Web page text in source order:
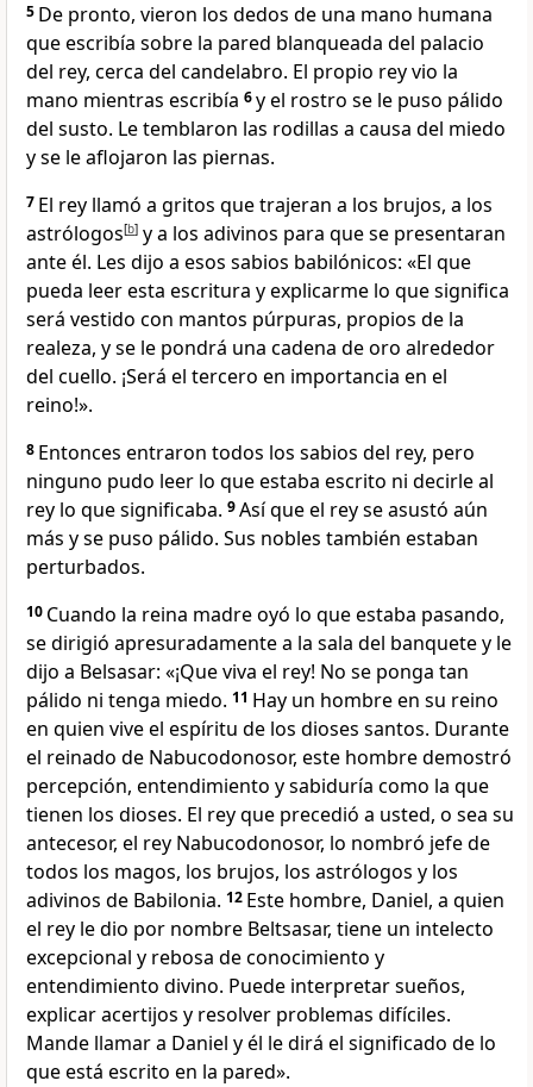
5 De pronto, vieron los dedos de una mano humana
que escribía sobre la pared blanqueada del palacio
del rey, cerca del candelabro. El propio rey vio la
mano mientras escribía 6y el rostro se le puso pálido
del susto. Le temblaron las rodillas a causa del miedo
y se le aflojaron las piernas.
7 El rey llamó a gritos que trajeran a los brujos, a los
astrólogos[b] y a los adivinos para que se presentaran
ante él. Les dijo a esos sabios babilónicos: «El que
pueda leer esta escritura y explicarme lo que significa
será vestido con mantos púrpuras, propios de la
realeza, y se le pondrá una cadena de oro alrededor
del cuello. ¡Será el tercero en importancia en el
reino!».
8 Entonces entraron todos los sabios del rey, pero
ninguno pudo leer lo que estaba escrito ni decirle al
rey lo que significaba. 9Así que el rey se asustó aún
más y se puso pálido. Sus nobles también estaban
perturbados.
10 Cuando la reina madre oyó lo que estaba pasando,
se dirigió apresuradamente a la sala del banquete y le
dijo a Belsasar: «¡Que viva el rey! No se ponga tan
pálido ni tenga miedo. 11 Hay un hombre en su reino
en quien vive el espíritu de los dioses santos. Durante
el reinado de Nabucodonosor, este hombre demostró
percepción, entendimiento y sabiduría como la que
tienen los dioses. El rey que precedió a usted, o sea su
antecesor, el rey Nabucodonosor, lo nombró jefe de
todos los magos, los brujos, los astrólogos y los
adivinos de Babilonia. 12 Este hombre, Daniel, a quien
el rey le dio por nombre Beltsasar, tiene un intelecto
excepcional y rebosa de conocimiento y
entendimiento divino. Puede interpretar sueños,
explicar acertijos y resolver problemas difíciles.
Mande llamar a Daniel y él le dirá el significado de lo
que está escrito en la pared».